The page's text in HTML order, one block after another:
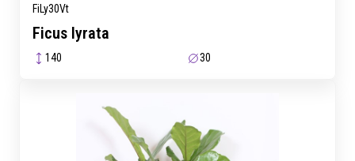
FiLy30Vt
Ficus lyrata
140 30